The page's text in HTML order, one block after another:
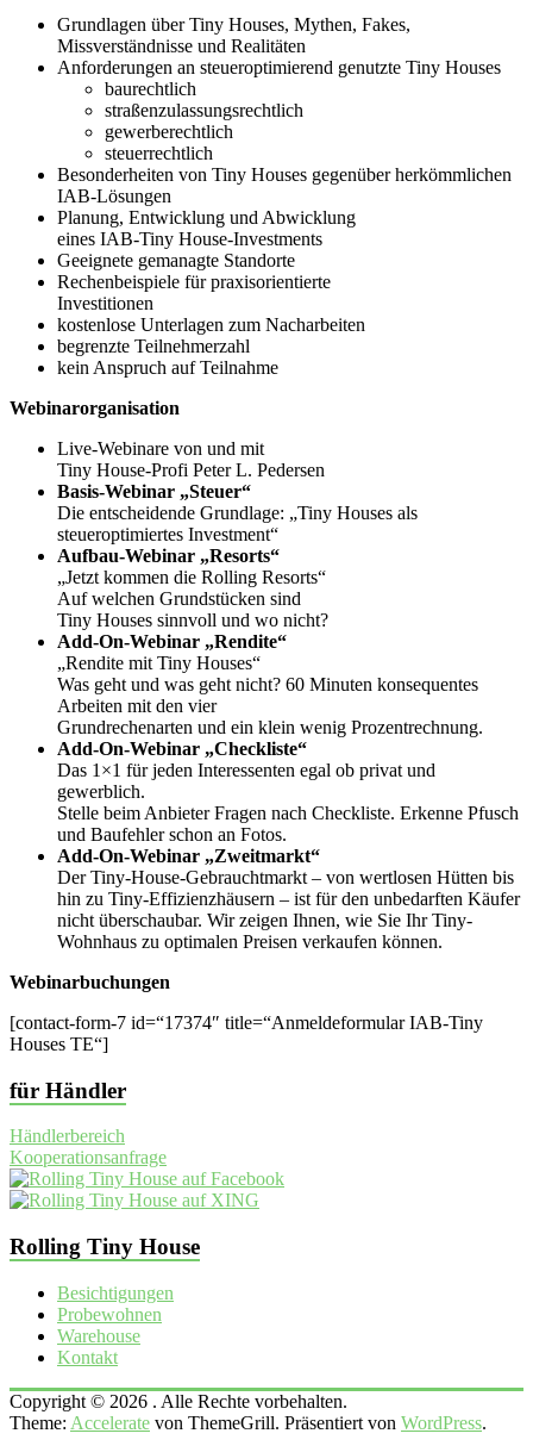
Grundlagen über Tiny Houses, Mythen, Fakes,
Missverständnisse und Realitäten
Anforderungen an steueroptimierend genutzte Tiny Houses
baurechtlich
straßenzulassungsrechtlich
gewerberechtlich
steuerrechtlich
Besonderheiten von Tiny Houses gegenüber herkömmlichen
IAB-Lösungen
Planung, Entwicklung und Abwicklung
eines IAB-Tiny House-Investments
Geeignete gemanagte Standorte
Rechenbeispiele für praxisorientierte
Investitionen
kostenlose Unterlagen zum Nacharbeiten
begrenzte Teilnehmerzahl
kein Anspruch auf Teilnahme
Webinarorganisation
Live-Webinare von und mit
Tiny House-Profi Peter L. Pedersen
Basis-Webinar „Steuer“
Die entscheidende Grundlage: „Tiny Houses als
steueroptimiertes Investment“
Aufbau-Webinar „Resorts“
„Jetzt kommen die Rolling Resorts“
Auf welchen Grundstücken sind
Tiny Houses sinnvoll und wo nicht?
Add-On-Webinar „Rendite“
„Rendite mit Tiny Houses“
Was geht und was geht nicht? 60 Minuten konsequentes
Arbeiten mit den vier
Grundrechenarten und ein klein wenig Prozentrechnung.
Add-On-Webinar „Checkliste“
Das 1×1 für jeden Interessenten egal ob privat und
gewerblich.
Stelle beim Anbieter Fragen nach Checkliste. Erkenne Pfusch
und Baufehler schon an Fotos.
Add-On-Webinar „Zweitmarkt“
Der Tiny-House-Gebrauchtmarkt – von wertlosen Hütten bis
hin zu Tiny-Effizienzhäusern – ist für den unbedarften Käufer
nicht überschaubar. Wir zeigen Ihnen, wie Sie Ihr Tiny-
Wohnhaus zu optimalen Preisen verkaufen können.
Webinarbuchungen
[contact-form-7 id=“17374″ title=“Anmeldeformular IAB-Tiny
Houses TE“]
für Händler
Händlerbereich
Kooperationsanfrage
Rolling Tiny House
Besichtigungen
Probewohnen
Warehouse
Kontakt
Copyright © 2026 . Alle Rechte vorbehalten.
Theme: Accelerate von ThemeGrill. Präsentiert von WordPress.